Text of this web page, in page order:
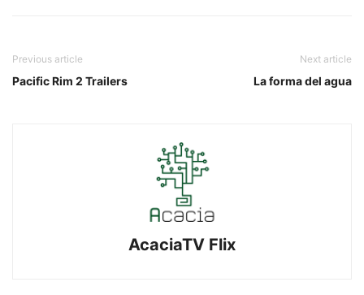
Previous article
Pacific Rim 2 Trailers
Next article
La forma del agua
AcaciaTV Flix